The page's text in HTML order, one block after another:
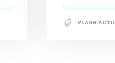
FLASH ACTU